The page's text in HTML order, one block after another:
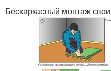
Бескаркасный монтаж